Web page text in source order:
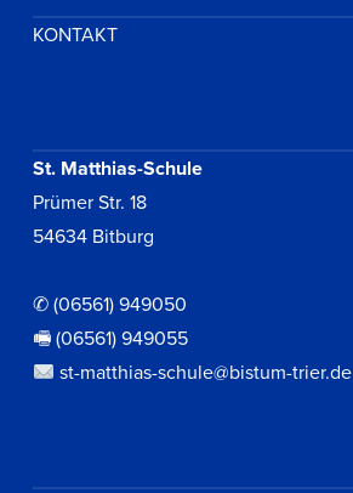
KONTAKT
St. Matthias-Schule
Prümer Str. 18
54634 Bitburg
✆ (06561) 949050
🖷 (06561) 949055
st-matthias-schule@bistum-trier.de